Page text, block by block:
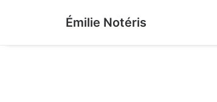
Émilie Notéris